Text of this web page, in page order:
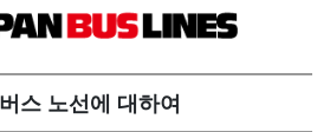
스 노선에 대하여